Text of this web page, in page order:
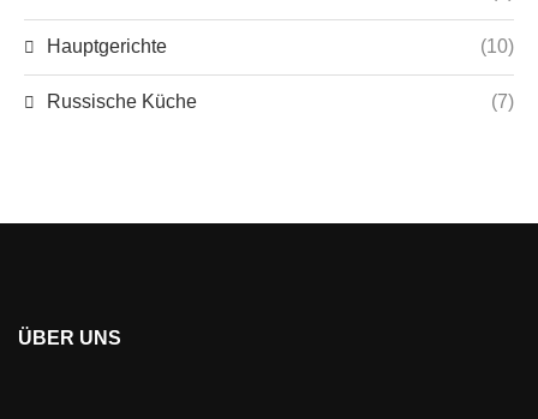
Hauptgerichte (10)
Russische Küche (7)
ÜBER UNS